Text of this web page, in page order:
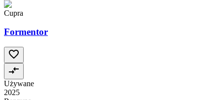
Cupra
Formentor
Używane
2025